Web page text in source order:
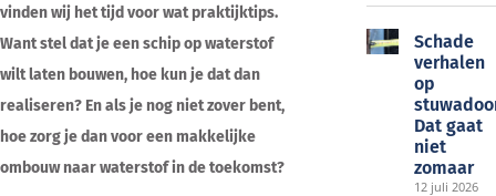
vinden wij het tijd voor wat praktijktips.
Want stel dat je een schip op waterstof
wilt laten bouwen, hoe kun je dat dan
realiseren? En als je nog niet zover bent,
hoe zorg je dan voor een makkelijke
ombouw naar waterstof in de toekomst?
Schade
verhalen
op
Dat gaat
niet
zomaar
12 juli 2026